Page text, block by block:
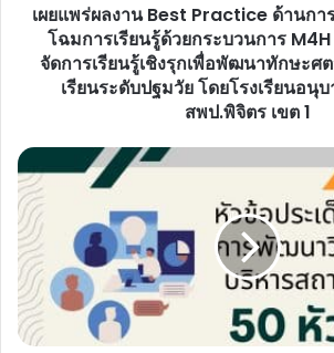
เรื่อง
โฉม
ด้วย
กระบวนการ
M4H
Model
บริหาร
จัดการ
เรียน
รู้
เชิง
เผยแพร่ผลงาน Best Practice ด้านกา
โฉมการเรียนรู้ด้วยกระบวนการ
จัดการเรียนรู้เชิงรุกเพื่อพัฒนาทักษะศ
เรียนระดับปฐมวัย โดยโรงเรียนอนุ
สพป.พิจิตร เขต 1
หัวข้อ
ประเด็น
ท้าทาย
การ
พัฒนา
วิทยฐานะ
บริหาร
สถาน
ศึกษา